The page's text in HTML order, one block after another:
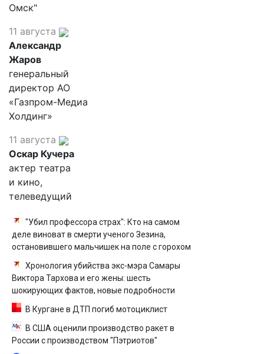
Омск"
11 августа
Александр
Жаров
генеральный
директор АО
«Газпром-Медиа
Холдинг»
11 августа
Оскар Кучера
актер театра
и кино,
телеведущий
"Убил профессора страх": Кто на самом
деле виноват в смерти ученого Зезина,
остановившего мальчишек на поле с горохом
Хронология убийства экс-мэра Самары
Виктора Тархова и его жены: шесть
шокирующих фактов, новые подробности
В Кургане в ДТП погиб мотоциклист
В США оценили производство ракет в
России с производством "Пэтриотов"